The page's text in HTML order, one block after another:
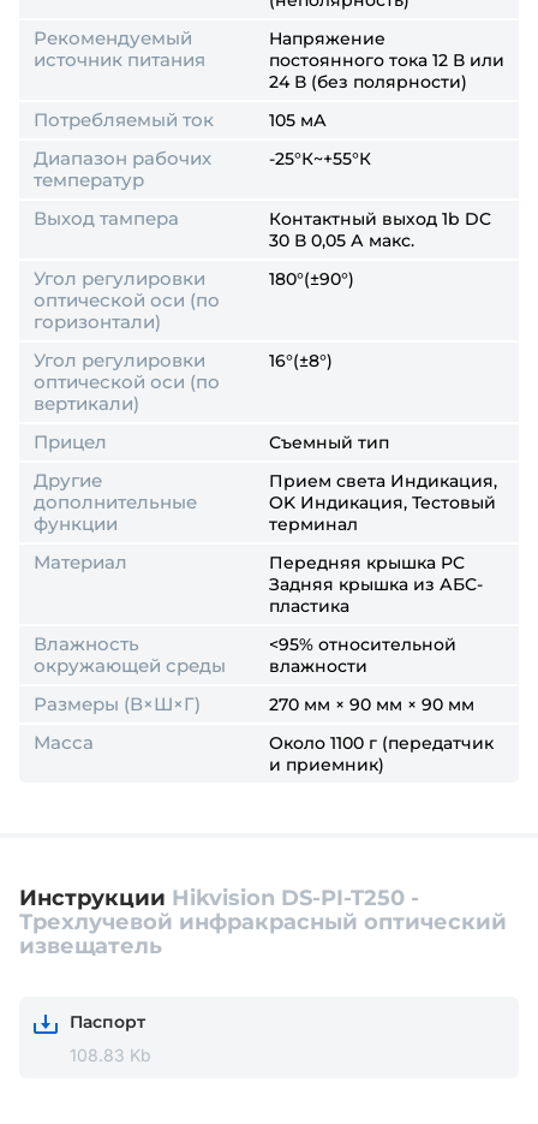
Рекомендуемый
источник питания
Напряжение
постоянного тока 12 В или
24 В (без полярности)
Потребляемый ток 105 мА
Диапазон рабочих
температур
-25°К~+55°К
Выход тампера
Контактный выход 1b DC
30 В 0,05 А макс.
Угол регулировки
оптической оси (по
горизонтали)
180°(±90°)
Угол регулировки
оптической оси (по
вертикали)
16°(±8°)
Прицел Съемный тип
Другие
дополнительные
функции
Прием света Индикация,
OK Индикация, Тестовый
терминал
Материал
Передняя крышка PC
Задняя крышка из АБС-
пластика
Влажность
окружающей среды
<95% относительной
влажности
Размеры (В×Ш×Г) 270 мм × 90 мм × 90 мм
Масса
Около 1100 г (передатчик
и приемник)
Инструкции Hikvision DS-PI-T250 -
Трехлучевой инфракрасный оптический
извещатель
Паспорт
108.83 Kb